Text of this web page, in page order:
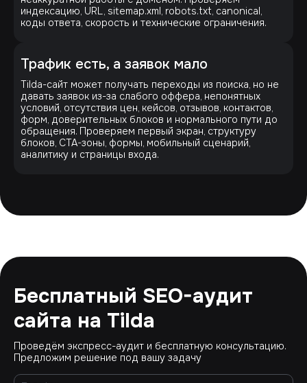
индексацию, URL, sitemap.xml, robots.txt, canonical,
коды ответа, скорость и технические ограничения.
Трафик есть, а заявок мало
Tilda-сайт может получать переходы из поиска, но не
давать заявок из-за слабого оффера, непонятных
условий, отсутствия цен, кейсов, отзывов, контактов,
форм, доверительных блоков и нормального пути до
обращения. Проверяем первый экран, структуру
блоков, CTA-зоны, формы, мобильный сценарий,
аналитику и страницы входа.
Бесплатный SEO-аудит
сайта на Tilda
Проведём экспресс-аудит и бесплатную консультацию.
Предложим решение под вашу задачу